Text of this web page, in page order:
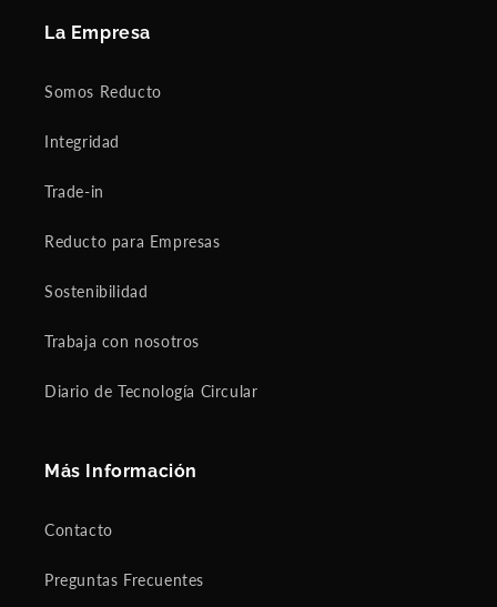
La Empresa
Somos Reducto
Integridad
Trade-in
Reducto para Empresas
Sostenibilidad
Trabaja con nosotros
Diario de Tecnología Circular
Más Información
Contacto
Preguntas Frecuentes